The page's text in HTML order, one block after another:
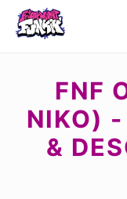
FNF
NIKO) -
&